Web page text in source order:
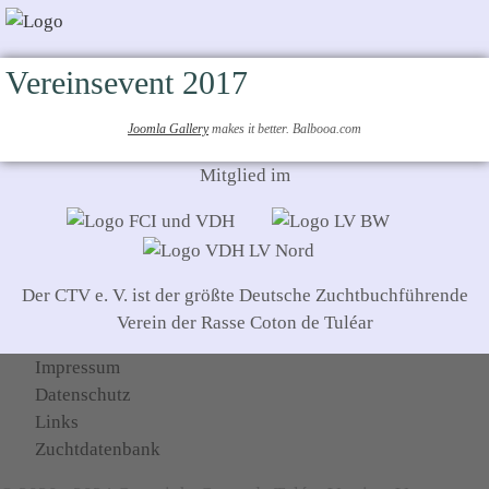
Vereinsevent 2017
Joomla Gallerymakes it better. Balbooa.com
Mitglied im
Der CTV e. V. ist der größte Deutsche Zuchtbuchführende
Verein der Rasse Coton de Tuléar
Impressum
Datenschutz
Links
Zuchtdatenbank